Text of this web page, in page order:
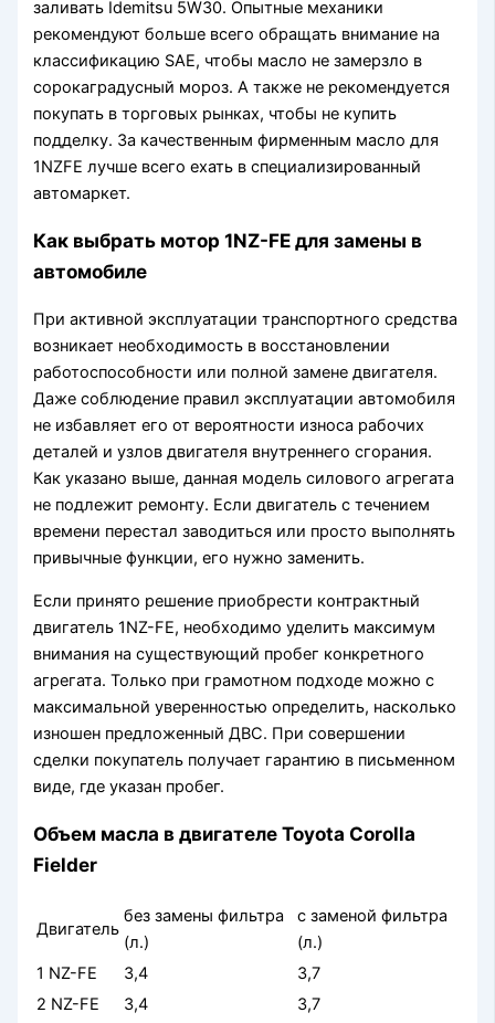
заливать Idemitsu 5W30. Опытные механики
рекомендуют больше всего обращать внимание на
классификацию SAE, чтобы масло не замерзло в
сорокаградусный мороз. А также не рекомендуется
покупать в торговых рынках, чтобы не купить
подделку. За качественным фирменным масло для
1NZFE лучше всего ехать в специализированный
автомаркет.
Как выбрать мотор 1NZ-FE для замены в
автомобиле
При активной эксплуатации транспортного средства
возникает необходимость в восстановлении
работоспособности или полной замене двигателя.
Даже соблюдение правил эксплуатации автомобиля
не избавляет его от вероятности износа рабочих
деталей и узлов двигателя внутреннего сгорания.
Как указано выше, данная модель силового агрегата
не подлежит ремонту. Если двигатель с течением
времени перестал заводиться или просто выполнять
привычные функции, его нужно заменить.
Если принято решение приобрести контрактный
двигатель 1NZ-FE, необходимо уделить максимум
внимания на существующий пробег конкретного
агрегата. Только при грамотном подходе можно с
максимальной уверенностью определить, насколько
изношен предложенный ДВС. При совершении
сделки покупатель получает гарантию в письменном
виде, где указан пробег.
Объем масла в двигателе Toyota Corolla
Fielder
Двигатель
без замены фильтра
(л.)
с заменой фильтра
(л.)
1 NZ-FE
3,4
3,7
2 NZ-FE
3,4
3,7